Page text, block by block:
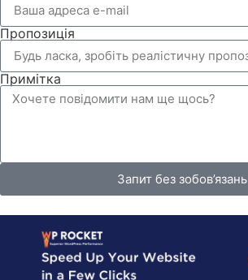
Пропозиція
Примітка
Запит без зобов’язань